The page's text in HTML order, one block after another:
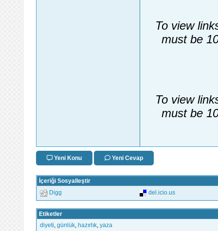
To view
must be
To view
must be
Yeni Konu Yeni Cevap
İçeriği Sosyalleştir
Digg del.icio.us
Etiketler
diyeti günlük hazırlık yaza